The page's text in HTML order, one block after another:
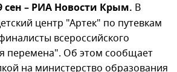
– РИА Новости Крым. В
центр "Артек" по путевкам
всероссийского
перемена". Об этом сообщает
на министерство образования